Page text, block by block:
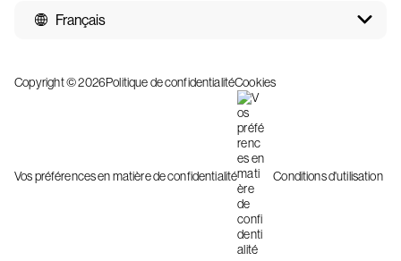
Français
Copyright © 2026Politique de confidentialitéCookies
Vos préférences en matière de confidentialité Conditions d'utilisation